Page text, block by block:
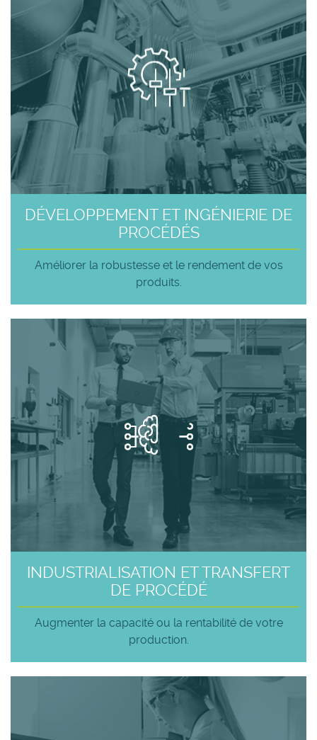
DÉVELOPPEMENT ET INGÉNIERIE DE
PROCÉDÉS
Améliorer la robustesse et le rendement de vos
produits.
INDUSTRIALISATION ET TRANSFERT
DE PROCÉDÉ
Augmenter la capacité ou la rentabilité de votre
production.